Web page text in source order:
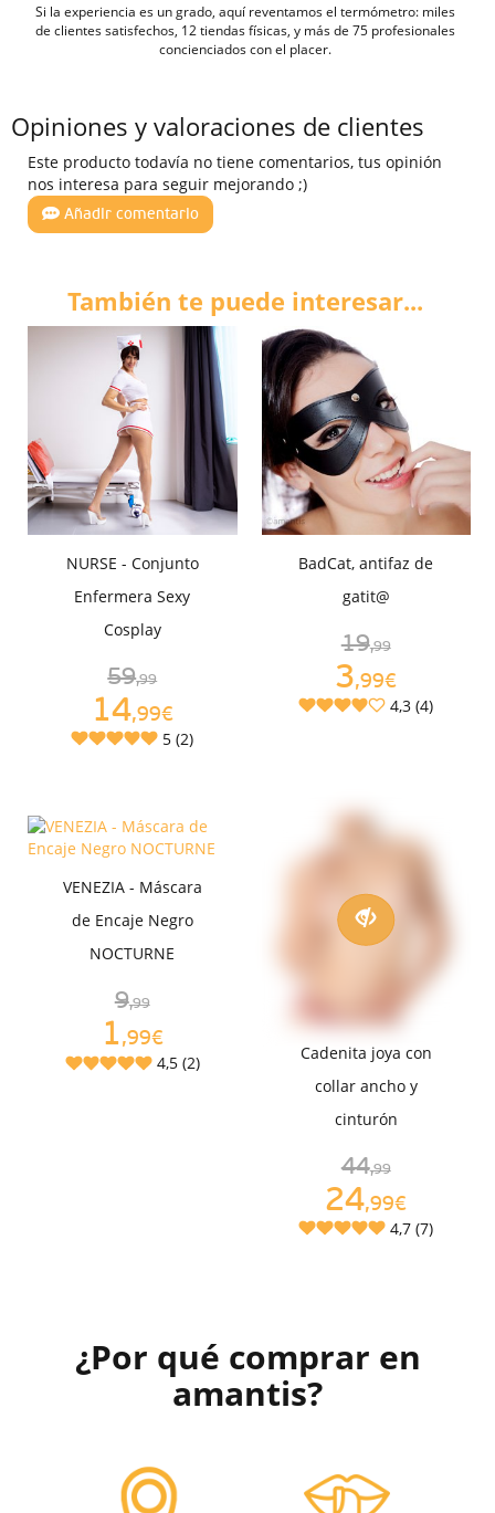
Si la experiencia es un grado, aquí reventamos el termómetro: miles
de clientes satisfechos, 12 tiendas físicas, y más de 75 profesionales
concienciados con el placer.
Opiniones y valoraciones de clientes
Este producto todavía no tiene comentarios, tus opinión
nos interesa para seguir mejorando ;)
Añadir comentario
También te puede interesar...
NURSE - Conjunto
Enfermera Sexy
Cosplay
59,99
14,99€
5 (2)
BadCat, antifaz de
gatit@
19,99
3,99€
4,3 (4)
VENEZIA - Máscara
de Encaje Negro
NOCTURNE
9,99
1,99€
4,5 (2)
Cadenita joya con
collar ancho y
cinturón
44,99
24,99€
4,7 (7)
¿Por qué comprar en
amantis?